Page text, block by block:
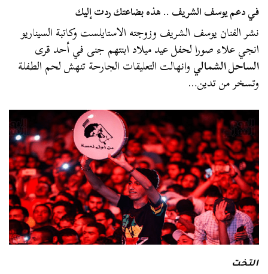
في دعم يوسف الشريف .. هذه بضاعتك ردت إليك
نشر الفنان يوسف الشريف وزوجته الاستايلست وكاتبة السيناريو
انجي علاء صورا لحفل عيد ميلاد ابنتهم جنى في أحد قرى
الساحل الشماليوانهالت التعليقات الجارحة تنهش لحم الطفلة
وتسخر من تدين…
التخت